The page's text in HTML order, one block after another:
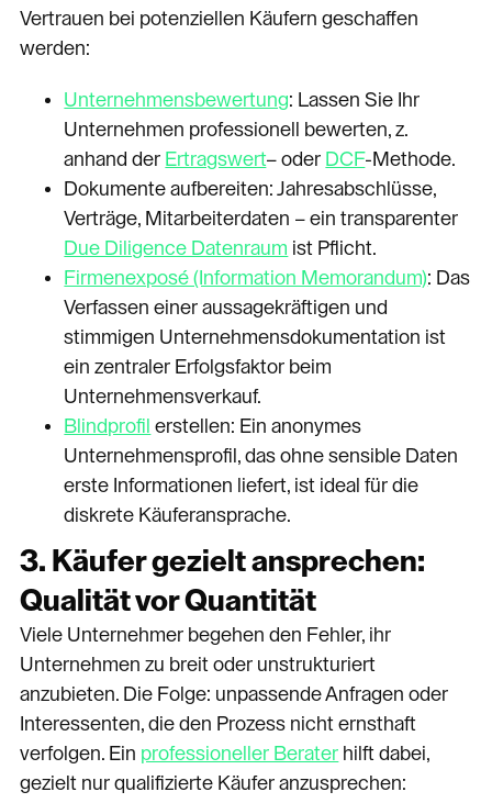
Vertrauen bei potenziellen Käufern geschaffen
werden:
Unternehmensbewertung: Lassen Sie Ihr
Unternehmen professionell bewerten, z.
anhand der Ertragswert– oder DCF-Methode.
Dokumente aufbereiten: Jahresabschlüsse,
Verträge, Mitarbeiterdaten – ein transparenter
Due Diligence Datenraum ist Pflicht.
Firmenexposé (Information Memorandum): Das
Verfassen einer aussagekräftigen und
stimmigen Unternehmensdokumentation ist
ein zentraler Erfolgsfaktor beim
Unternehmensverkauf.
Blindprofil erstellen: Ein anonymes
Unternehmensprofil, das ohne sensible Daten
erste Informationen liefert, ist ideal für die
diskrete Käuferansprache.
3. Käufer gezielt ansprechen:
Qualität vor Quantität
Viele Unternehmer begehen den Fehler, ihr
Unternehmen zu breit oder unstrukturiert
anzubieten. Die Folge: unpassende Anfragen oder
Interessenten, die den Prozess nicht ernsthaft
verfolgen. Ein professioneller Berater hilft dabei,
gezielt nur qualifizierte Käufer anzusprechen: